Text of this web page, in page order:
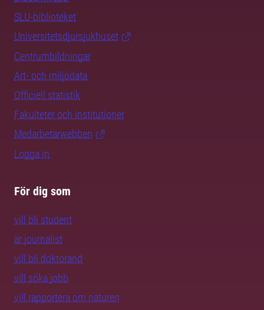
SLU-biblioteket
Universitetsdjursjukhuset
Centrumbildningar
Art- och miljödata
Officiell statistik
Fakulteter och institutioner
Medarbetarwebben
Logga in
För dig som
vill bli student
är journalist
vill bli doktorand
vill söka jobb
vill rapportera om naturen